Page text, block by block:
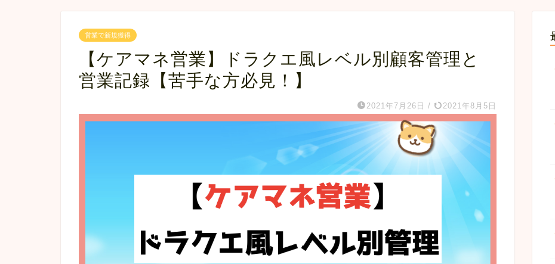
営業で新規獲得
【ケアマネ営業】ドラクエ風レベル別顧客管理と
営業記録【苦手な方必見！】
2021年7月26日 / 2021年8月5日